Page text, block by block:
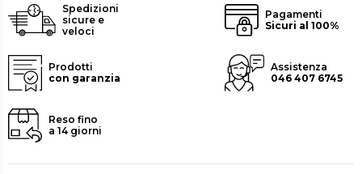
Spedizioni
sicure e
veloci
Pagamenti
Sicuri al 100%
Prodotti
con garanzia
Assistenza
046 407 6745
Reso fino
a 14 giorni